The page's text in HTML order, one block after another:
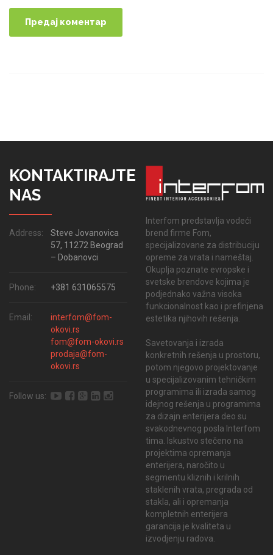
KONTAKTIRAJTE
NAS
Address:
Steve Jovanovica
57, 11272 Beograd
– Dobanovci
Phone: +381 631065575
Email:
interfom@fom-
okovi.rs
fom@fom-okovi.rs
prodaja@fom-
okovi.rs
Follow us:
Interfom predstavlja vodeći
brend firme Fom,
specijalizovane za distribuciju
opreme za vrata i nameštaj.
Okuplja poznate evropske i
svetske brendove kojima je
podjednako važna visoka
funkcionalnost kao i prefinjena
estetika njihovih rešenja.
Savetovanja i izrada
konkretnih rešenja u prostoru,
potom njegovo projektovanje
u specijalizovanim tehničkim
programima ili izrada samog
idejnog rešenja u programima
za dizajn enterijera deo su
svakodnevnog posla Interfom
tima. Iskustvo stečeno na
projektima opremanja
enterijera, naročito u
segmentu kliznih i krilnih
staklenih vrata, pregrada od
stakla, ali i opremanja
kompletnih enterijera
garancija je kvaliteta u
izvodjenju radova.